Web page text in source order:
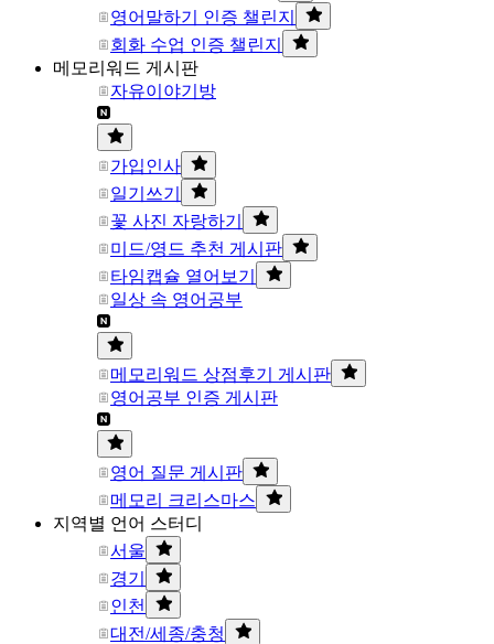
영어말하기 인증 챌린지
회화 수업 인증 챌린지
메모리워드 게시판
자유이야기방
가입인사
일기쓰기
꽃 사진 자랑하기
미드/영드 추천 게시판
타임캡슐 열어보기
일상 속 영어공부
메모리워드 상점후기 게시판
영어공부 인증 게시판
영어 질문 게시판
메모리 크리스마스
지역별 언어 스터디
서울
경기
인천
대전/세종/충청